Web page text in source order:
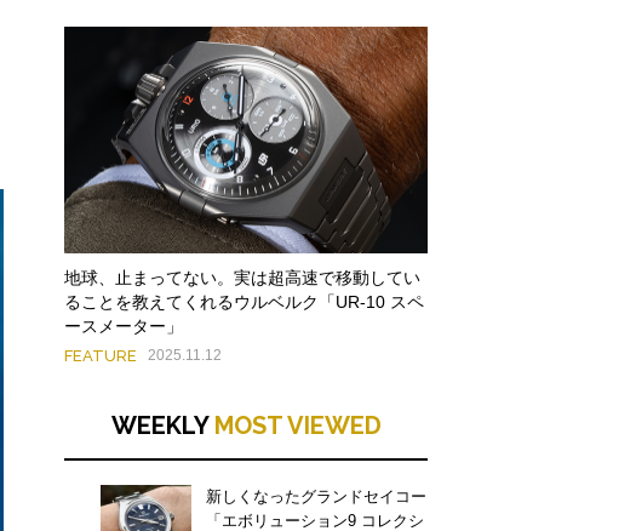
地球、止まってない。実は超高速で移動してい
ることを教えてくれるウルベルク「UR-10 スペ
ースメーター」
FEATURE 2025.11.12
WEEKLY MOST VIEWED
新しくなったグランドセイコー
「エボリューション9 コレクシ